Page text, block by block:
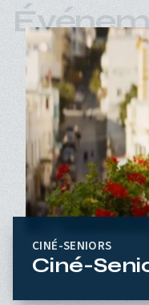
CINÉ-SENIORS
Ciné-